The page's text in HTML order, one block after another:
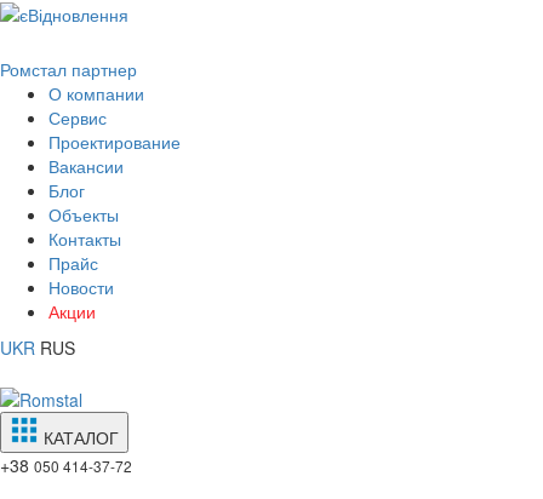
Ромстал партнер
О компании
Сервис
Проектирование
Вакансии
Блог
Объекты
Контакты
Прайс
Новости
Акции
UKR RUS
КАТАЛОГ
+38 050 414-37-72